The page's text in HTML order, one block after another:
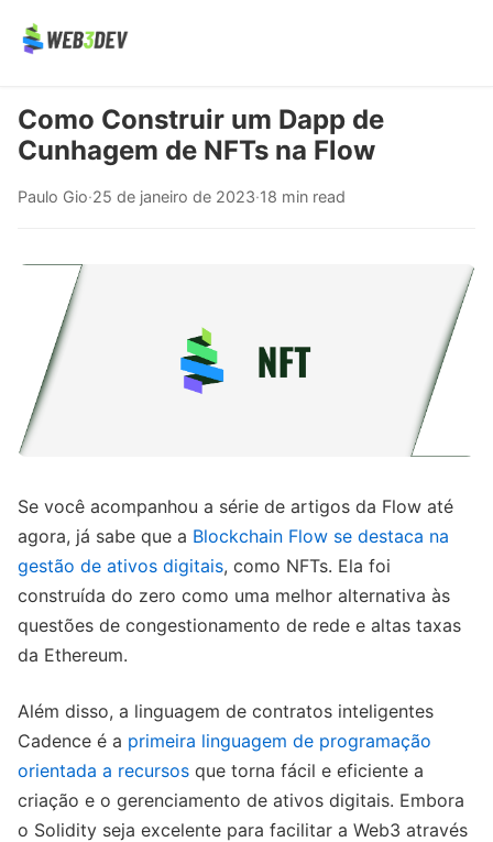
Como Construir um Dapp de
Cunhagem de NFTs na Flow
Paulo Gio·25 de janeiro de 2023·18 min read
Se você acompanhou a série de artigos da Flow até
agora, já sabe que a Blockchain Flow se destaca na
gestão de ativos digitais, como NFTs. Ela foi
construída do zero como uma melhor alternativa às
questões de congestionamento de rede e altas taxas
da Ethereum.
Além disso, a linguagem de contratos inteligentes
Cadence é a primeira linguagem de programação
orientada a recursos que torna fácil e eficiente a
criação e o gerenciamento de ativos digitais. Embora
o Solidity seja excelente para facilitar a Web3 através